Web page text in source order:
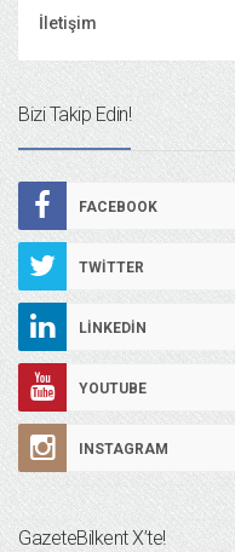
İletişim
Bizi Takip Edin!
FACEBOOK
TWITTER
LINKEDIN
YOUTUBE
INSTAGRAM
GazeteBilkent X’te!